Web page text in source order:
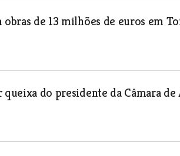
de 13 milhões de euros em
queixa do presidente da Câmara de